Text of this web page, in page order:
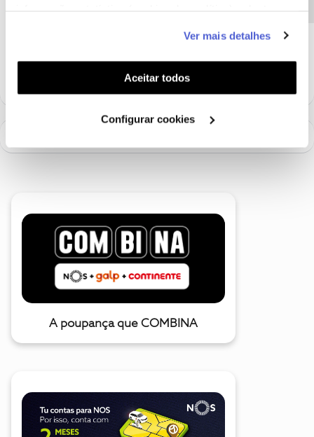
funcionalidades (cookies de personalização e
funcionalidade) e adaptar anúncios aos seus interesses
(cookies de publicidade personalizada). Pode gerir a
utilização dos cookies clicando em "Configurar
Ver mais detalhes
Aceitar todos
Configurar cookies
A poupança que COMBINA